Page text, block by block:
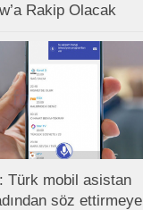
Rakip Olacak
Türk mobil asistan
söz ettirmeye